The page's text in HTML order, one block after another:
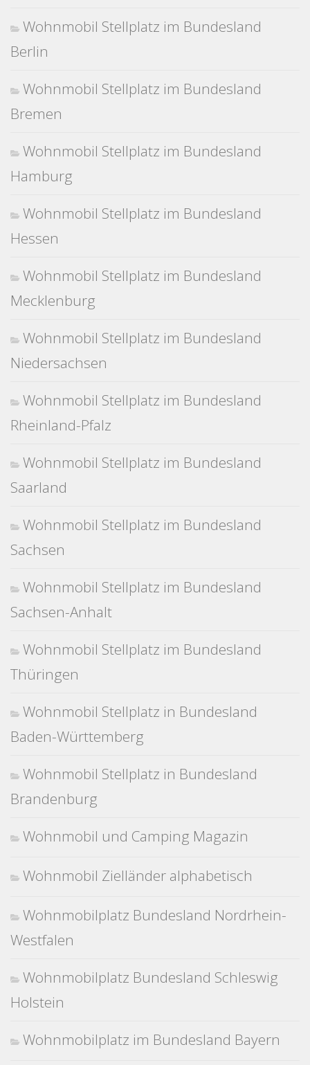
Wohnmobil Stellplatz im Bundesland
Berlin
Wohnmobil Stellplatz im Bundesland
Bremen
Wohnmobil Stellplatz im Bundesland
Hamburg
Wohnmobil Stellplatz im Bundesland
Hessen
Wohnmobil Stellplatz im Bundesland
Mecklenburg
Wohnmobil Stellplatz im Bundesland
Niedersachsen
Wohnmobil Stellplatz im Bundesland
Rheinland-Pfalz
Wohnmobil Stellplatz im Bundesland
Saarland
Wohnmobil Stellplatz im Bundesland
Sachsen
Wohnmobil Stellplatz im Bundesland
Sachsen-Anhalt
Wohnmobil Stellplatz im Bundesland
Thüringen
Wohnmobil Stellplatz in Bundesland
Baden-Württemberg
Wohnmobil Stellplatz in Bundesland
Brandenburg
Wohnmobil und Camping Magazin
Wohnmobil Zielländer alphabetisch
Wohnmobilplatz Bundesland Nordrhein-
Westfalen
Wohnmobilplatz Bundesland Schleswig
Holstein
Wohnmobilplatz im Bundesland Bayern